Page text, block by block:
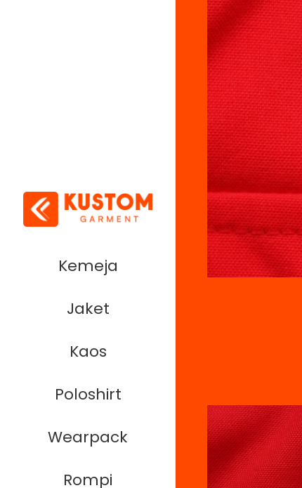
Kemeja
Jaket
Kaos
Poloshirt
Wearpack
Rompi